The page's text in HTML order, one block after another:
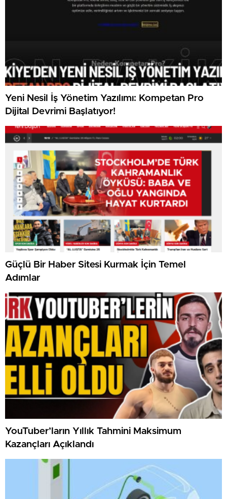
Yeni Nesil İş Yönetim Yazılımı: Kompetan Pro
Dijital Devrimi Başlatıyor!
Güçlü Bir Haber Sitesi Kurmak İçin Temel
Adımlar
YouTuber’ların Yıllık Tahmini Maksimum
Kazançları Açıklandı